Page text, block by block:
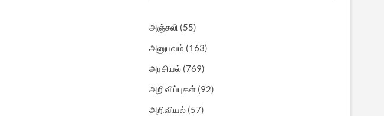
அஞ்சலி (55)
அனுபவம் (163)
அரசியல் (769)
அறிவிப்புகள் (92)
அறிவியல் (57)